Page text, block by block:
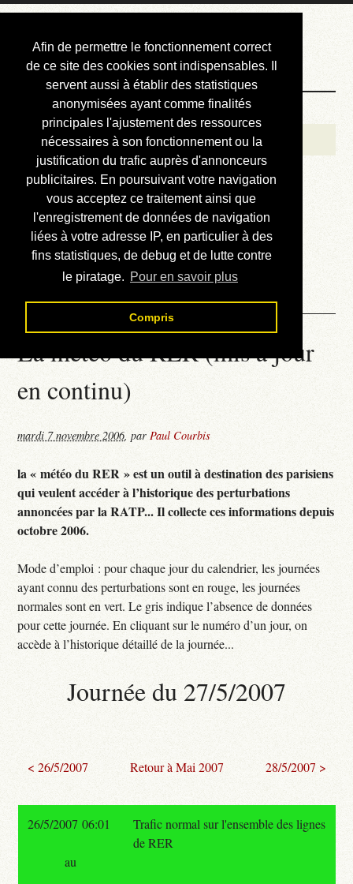
Afin de permettre le fonctionnement correct
de ce site des cookies sont indispensables. Il
servent aussi à établir des statistiques
anonymisées ayant comme finalités
principales l'ajustement des ressources
nécessaires à son fonctionnement ou la
justification du trafic auprès d'annonceurs
publicitaires. En poursuivant votre navigation
vous acceptez ce traitement ainsi que
l'enregistrement de données de navigation
liées à votre adresse IP, en particulier à des
fins statistiques, de debug et de lutte contre
le piratage. Pour en savoir plus
Compris
Courbis, « LE »
Blog Officiel
Bienvenue
Réalisations
Divers (et d’été)
Annonces
Liens externes
Téléchargement
Contact
La météo du RER (mis à jour
en continu)
mardi 7 novembre 2006,parPaul Courbis
la « météo du RER » est un outil à destination des parisiens
qui veulent accéder à l’historique des perturbations
annoncées par la RATP... Il collecte ces informations depuis
octobre 2006.
Mode d’emploi : pour chaque jour du calendrier, les journées
ayant connu des perturbations sont en rouge, les journées
normales sont en vert. Le gris indique l’absence de données
pour cette journée. En cliquant sur le numéro d’un jour, on
accède à l’historique détaillé de la journée...
Journée du 27/5/2007
< 26/5/2007 Retour à Mai 2007 28/5/2007 >
26/5/2007 06:01
Trafic normal sur l'ensemble des lignes
de RER
au